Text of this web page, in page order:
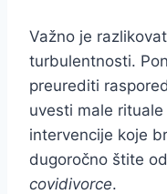
Važno je
turbulentnosti.
preurediti
uvesti male
intervencije koje
dugoročno štite
covidivorce.